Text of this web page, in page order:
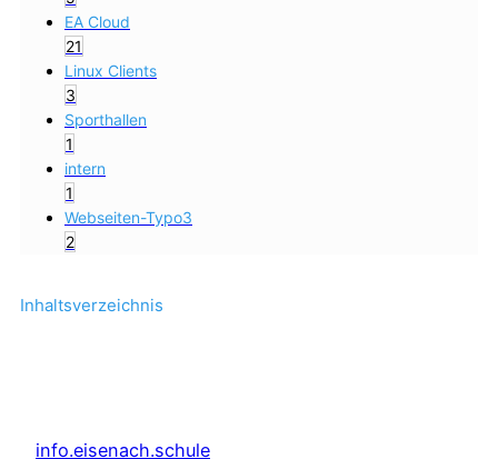
Inhaltsverzeichnis
EA Cloud
21
Linux Clients
3
Sporthallen
1
intern
1
Webseiten-Typo3
2
info.eisenach.schule